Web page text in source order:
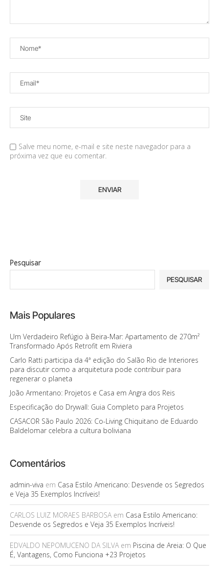
Salve meu nome, e-mail e site neste navegador para a
próxima vez que eu comentar.
Pesquisar
PESQUISAR
Mais Populares
Um Verdadeiro Refúgio à Beira-Mar: Apartamento de 270m²
Transformado Após Retrofit em Riviera
Carlo Ratti participa da 4ª edição do Salão Rio de Interiores
para discutir como a arquitetura pode contribuir para
regenerar o planeta
João Armentano: Projetos e Casa em Angra dos Reis
Especificação do Drywall: Guia Completo para Projetos
CASACOR São Paulo 2026: Co-Living Chiquitano de Eduardo
Baldelomar celebra a cultura boliviana
Comentários
admin-viva em Casa Estilo Americano: Desvende os Segredos
e Veja 35 Exemplos Incríveis!
CARLOS LUIZ MORAES BARBOSAem Casa Estilo Americano:
Desvende os Segredos e Veja 35 Exemplos Incríveis!
EDVALDO NEPOMUCENO DA SILVAem Piscina de Areia: O Que
É, Vantagens, Como Funciona +23 Projetos